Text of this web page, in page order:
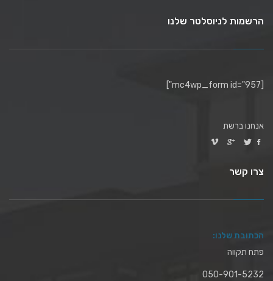
הרשמות לניוסלטר שלנו
[mc4wp_form id="957"]
אנחנו ברשת
צרו קשר
הכתובת שלנו:
פתח תקווה
050-901-5232